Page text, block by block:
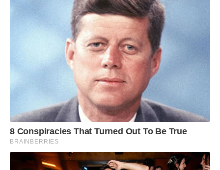
8 Conspiracies That Turned Out To Be True
BRAINBERRIES